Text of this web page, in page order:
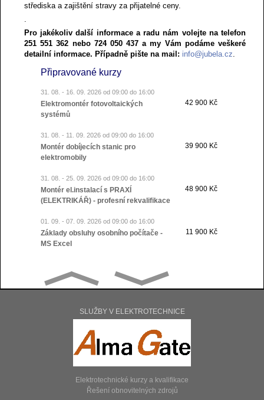
střediska a zajištění stravy za přijatelné ceny.
.
Pro jakékoliv další informace a radu nám volejte na telefon
251 551 362 nebo 724 050 437 a my Vám podáme veškeré
detailní informace. Případně pište na mail: info@jubela.cz.
Připravované kurzy
31. 08. - 16. 09. 2026 od 09:00 do 16:00
42 900 Kč
Elektromontér fotovoltaických
systémů
31. 08. - 11. 09. 2026 od 09:00 do 16:00
39 900 Kč
Montér dobíjecích stanic pro
elektromobily
31. 08. - 25. 09. 2026 od 09:00 do 16:00
48 900 Kč
Montér el.instalací s PRAXÍ
(ELEKTRIKÁŘ) - profesní rekvalifikace
01. 09. - 07. 09. 2026 od 09:00 do 16:00
11 900 Kč
Základy obsluhy osobního počítače -
MS Excel
Obsluha osobního počítače: Excel
a PowerPoint
01. 09. - 25. 09. 2026 od 09:00 do 16:00
42 900 Kč
Programátor - C#
01. 09. - 11. 09. 2026 od 09:00 do 16:00
33 900 Kč
Pracovník grafického studia
25 900 Kč
Tvorba www stránek s doplněním o
WordPress a nástroje umělé
SLUŽBY V ELEKTROTECHNICE
Elektrotechnické kurzy a kvalifikace
Řešení obnovitelných zdrojů